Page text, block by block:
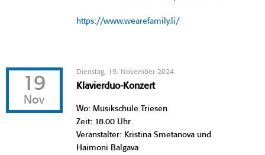
https://www.wearefamily.li/
19
Nov
Dienstag, 19. November 2024
Klavierduo-Konzert
Wo: Musikschule Triesen
Zeit: 18.00 Uhr
Veranstalter: Kristina Smetanova und
Haimoni Balgava